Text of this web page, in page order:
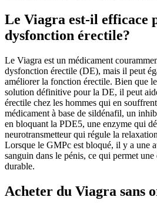
Le Viagra est-il efficace
dysfonction érectile?
Le Viagra est un médicament
dysfonction érectile (DE), mais il peut
améliorer la fonction érectile. Bien que
solution définitive pour la DE, il peut
érectile chez les hommes qui en
médicament à base de sildénafil, un
en bloquant la PDE5, une enzyme qui
neurotransmetteur qui régule la
Lorsque le GMPc est bloqué, il y a une
sanguin dans le pénis, ce qui permet
durable.
Acheter du Viagra sans